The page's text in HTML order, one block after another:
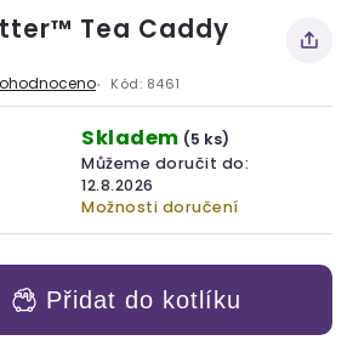
Tea Caddy
Kód: 8461
Skladem (5 ks)
Můžeme doručit do:
12.8.2026
Možnosti doručení
Přidat do kotlíku